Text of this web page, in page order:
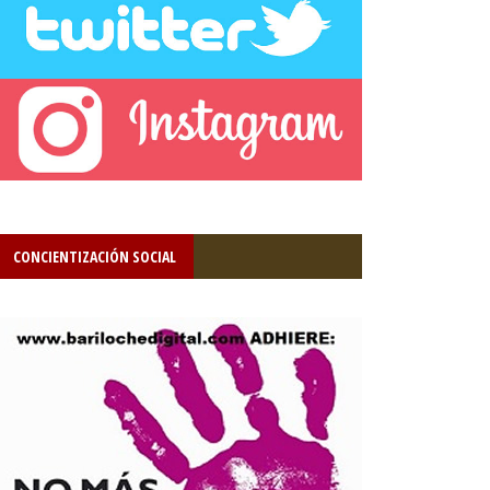
CONCIENTIZACIÓN SOCIAL